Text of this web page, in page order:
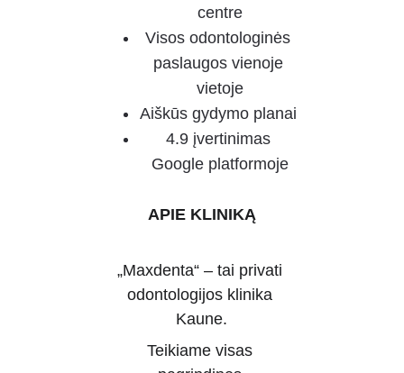
„Maxdenta“ – tai privati
odontologijos klinika
Kaune.
Teikiame visas
centre
Visos odontologinės
paslaugos vienoje
vietoje
Aiškūs gydymo planai
4.9 įvertinimas
Google platformoje
APIE KLINIKĄ